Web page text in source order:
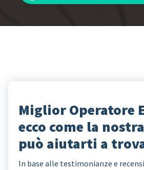
Miglior Operatore
ecco come la
può aiutarti a
In base alle testimonianze e